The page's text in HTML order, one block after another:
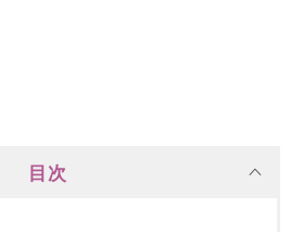
目次